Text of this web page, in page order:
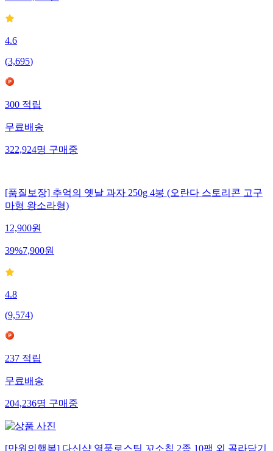
4.6
(3,695)
300 적립
무료배송
322,924명 구매중
[품질보장] 추억의 옛날 과자 250g 4봉 (오란다 스토리콘 고구
마형 왕소라형)
12,900원
39%7,900원
4.8
(9,574)
237적립
무료배송
204,236명구매중